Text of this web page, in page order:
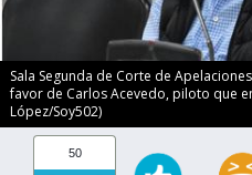
Sala Segunda de Corte de
favor de Carlos Acevedo, piloto que
López/Soy502)
50